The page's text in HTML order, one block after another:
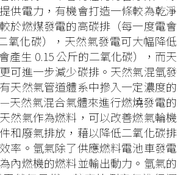
供電力，有機會打造一條較為乾淨
於燃煤發電的高碳排（每一度電會
氧化碳），天然氣發電可大幅降低
產生 0.15 公斤的二氧化碳），而天
可進一步減少碳排。天然氣混氫發
天然氣管道體系中摻入一定濃度的
天然氣混合氣體來進行燃燒發電的
然氣作為燃料，可以改善燃氣輪機
和廢氣排放，藉以降低二氧化碳排
率。氫氣除了供應燃料電池車發電
內燃機的燃料並輸出動力。氫氣的